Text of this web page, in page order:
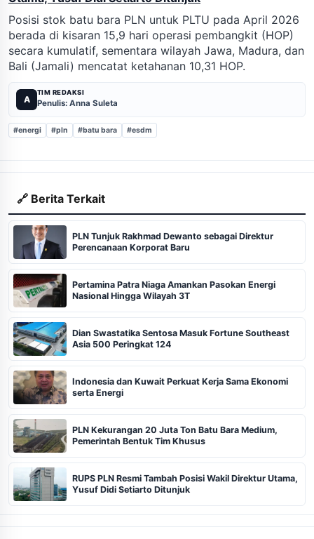
Posisi stok batu bara PLN untuk PLTU pada April 2026
berada di kisaran 15,9 hari operasi pembangkit (HOP)
secara kumulatif, sementara wilayah Jawa, Madura, dan
Bali (Jamali) mencatat ketahanan 10,31 HOP.
A
TIM REDAKSI
Penulis: Anna Suleta
#energi #pln #batu bara #esdm
🔗 Berita Terkait
PLN Tunjuk Rakhmad Dewanto sebagai Direktur
Perencanaan Korporat Baru
Pertamina Patra Niaga Amankan Pasokan Energi
Nasional Hingga Wilayah 3T
Dian Swastatika Sentosa Masuk Fortune Southeast
Asia 500 Peringkat 124
Indonesia dan Kuwait Perkuat Kerja Sama Ekonomi
serta Energi
PLN Kekurangan 20 Juta Ton Batu Bara Medium,
Pemerintah Bentuk Tim Khusus
RUPS PLN Resmi Tambah Posisi Wakil Direktur Utama,
Yusuf Didi Setiarto Ditunjuk